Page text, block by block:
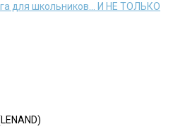
для школьников... И НЕ ТОЛЬКО